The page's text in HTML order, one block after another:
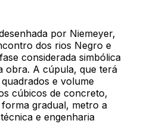
por Niemeyer,
dos rios Negro e
considerada simbólica
obra. A cúpula, que terá
e volume
cúbicos de concreto,
gradual, metro a
e engenharia